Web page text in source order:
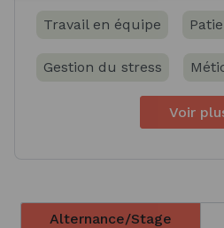
Travail en équipe
Gestion du stress
Voir
Alternance/Stage